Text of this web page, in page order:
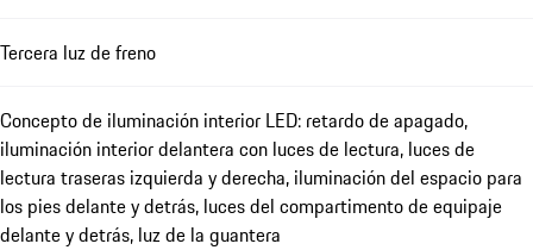
Tercera luz de freno
Concepto de iluminación interior LED: retardo de apagado,
iluminación interior delantera con luces de lectura, luces de
lectura traseras izquierda y derecha, iluminación del espacio para
los pies delante y detrás, luces del compartimento de equipaje
delante y detrás, luz de la guantera